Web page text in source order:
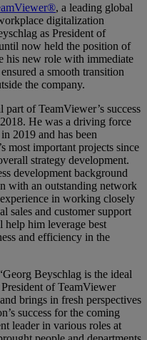
, a leading global
digitalization
as President of
now held the position of
his new role with immediate
a smooth transition
the company.
of TeamViewer’s success
He was a driving force
2019 and has been
most important projects since
strategy development.
development background
with an outstanding network
in working closely
sales and customer support
him leverage best
and efficiency in the
Beyschlag is the ideal
of TeamViewer
brings in fresh perspectives
success for the coming
leader in various roles at